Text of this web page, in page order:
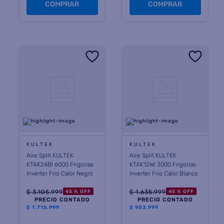
COMPRAR COMPRAR
KULTEK
Aire Split KULTEK
KTAK24BI 6000 Frigorias
Inverter Frio Calor Negro
$ 3.105.999 45 % OFF
PRECIO CONTADO
$ 1.715.999
KULTEK
Aire Split KULTEK
KTAK12WI 3000 Frigorias
Inverter Frio Calor Blanco
$ 1.635.999 45 % OFF
PRECIO CONTADO
$ 903.999